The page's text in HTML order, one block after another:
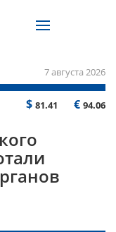
7 августа 2026
$ 81.41 € 94.06